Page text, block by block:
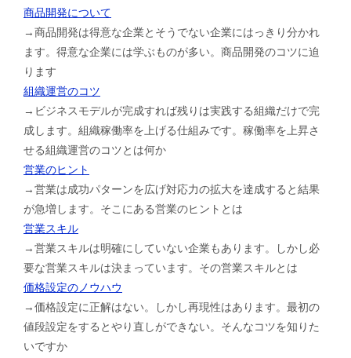
商品開発について
→商品開発は得意な企業とそうでない企業にはっきり分かれ
ます。得意な企業には学ぶものが多い。商品開発のコツに迫
ります
組織運営のコツ
→ビジネスモデルが完成すれば残りは実践する組織だけで完
成します。組織稼働率を上げる仕組みです。稼働率を上昇さ
せる組織運営のコツとは何か
営業のヒント
→営業は成功パターンを広げ対応力の拡大を達成すると結果
が急増します。そこにある営業のヒントとは
営業スキル
→営業スキルは明確にしていない企業もあります。しかし必
要な営業スキルは決まっています。その営業スキルとは
価格設定のノウハウ
→価格設定に正解はない。しかし再現性はあります。最初の
値段設定をするとやり直しができない。そんなコツを知りた
いですか